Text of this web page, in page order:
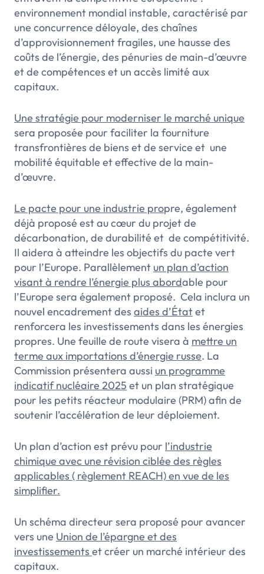
environnement mondial instable, caractérisé par
une concurrence déloyale, des chaînes
d’approvisionnement fragiles, une hausse des
coûts de l’énergie, des pénuries de main-d’œuvre
et de compétences et un accès limité aux
capitaux.
Une stratégie pour moderniser le marché unique
sera proposée pour faciliter la fourniture
transfrontières de biens et de service et une
mobilité équitable et effective de la main-
d’œuvre.
Le pacte pour une industrie propre, également
déjà proposé est au cœur du projet de
décarbonation, de durabilité et de compétitivité.
Il aidera à atteindre les objectifs du pacte vert
pour l’Europe. Parallèlement un plan d’action
visant à rendre l’énergie plus abordable pour
l’Europe sera également proposé. Cela inclura un
nouvel encadrement des aides d’Étatet
renforcera les investissements dans les énergies
propres. Une feuille de route visera à mettre un
terme aux importations d’énergie russe. La
Commission présentera aussi un programme
indicatif nucléaire 2025 et un plan stratégique
pour les petits réacteur modulaire (PRM) afin de
soutenir l’accélération de leur déploiement.
Un plan d’action est prévu pour l’industrie
chimique avec une révision ciblée des règles
applicables ( règlement REACH) en vue de les
simplifier.
Un schéma directeur sera proposé pour avancer
vers une Union de l’épargne et des
investissements et créer un marché intérieur des
capitaux.